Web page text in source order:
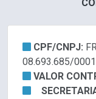
CPF/CNPJ:
08.693.685/
VALOR